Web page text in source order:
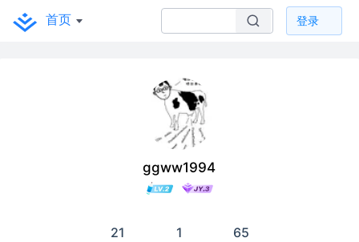
首页 登录
ggww1994
21 1 65